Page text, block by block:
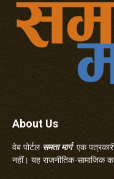
About Us
वेब पोर्टल समता मार्गएक
नहीं। यह राजनीतिक-सामाजिक